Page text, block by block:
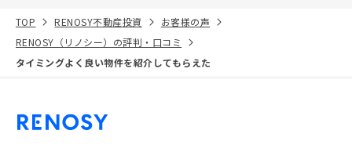
TOP RENOSY不動産投資
お客様の声
RENOSY（リノシー）の評判・口コミ
タイミングよく良い物件を紹介してもらえた